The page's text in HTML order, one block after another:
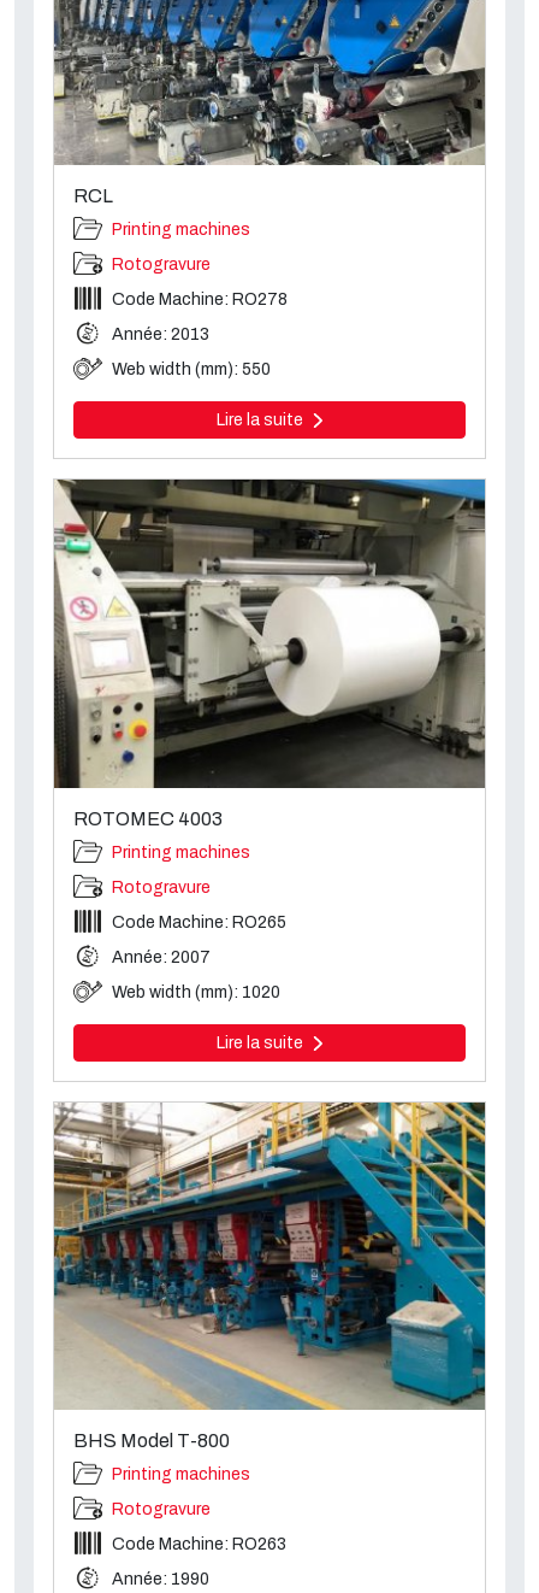
RCL
Printing machines
Rotogravure
Code Machine: RO278
Année: 2013
Web width (mm): 550
Lire la suite
ROTOMEC 4003
Printing machines
Rotogravure
Code Machine: RO265
Année: 2007
Web width (mm): 1020
Lire la suite
BHS Model T-800
Printing machines
Rotogravure
Code Machine: RO263
Année: 1990